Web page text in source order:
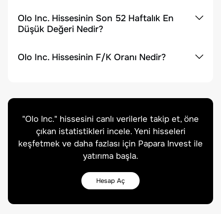
Olo Inc. Hissesinin Son 52 Haftalık En
Düşük Değeri Nedir?
Olo Inc. Hissesinin F/K Oranı Nedir?
"Olo Inc." hissesini canlı verilerle takip et, öne
çıkan istatistikleri incele. Yeni hisseleri
keşfetmek ve daha fazlası için Papara Invest ile
yatırıma başla.
Hesap Aç